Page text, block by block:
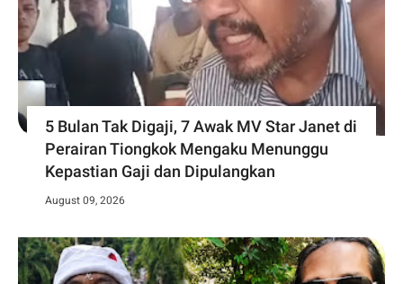
5 Bulan Tak Digaji, 7 Awak MV Star Janet di
Perairan Tiongkok Mengaku Menunggu
Kepastian Gaji dan Dipulangkan
August 09, 2026